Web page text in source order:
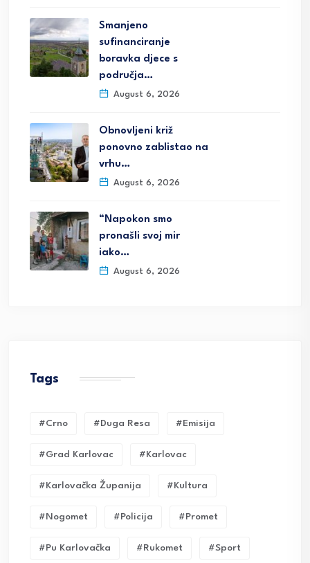
Smanjeno
sufinanciranje
boravka djece s
područja…
August 6, 2026
Obnovljeni križ
ponovno zablistao na
vrhu…
August 6, 2026
“Napokon smo
pronašli svoj mir
iako…
August 6, 2026
Tags
#crno #duga Resa #emisija
#grad Karlovac #karlovac
#karlovačka Županija #kultura
#nogomet #policija #promet
#pu Karlovačka #rukomet #sport